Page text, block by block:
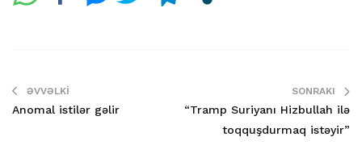
ƏVVƏLKI
Anomal istilər gəlir
SONRAKI
“Tramp Suriyanı Hizbullah ilə
toqquşdurmaq istəyir”